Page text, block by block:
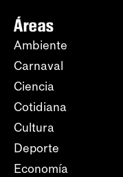
Áreas
Ambiente
Carnaval
Ciencia
Cotidiana
Cultura
Deporte
Economía